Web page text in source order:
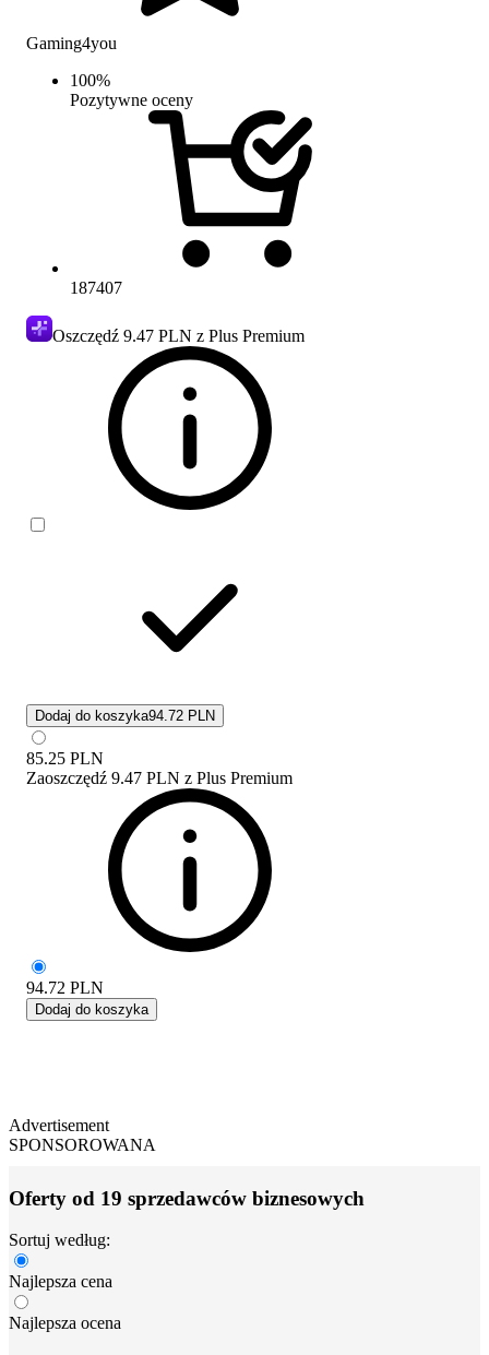
Gaming4you
100%
Pozytywne oceny
187407
Oszczędź 9.47 PLN z Plus Premium
Dodaj do koszyka94.72 PLN
85.25 PLN
Zaoszczędź 9.47 PLN z Plus Premium
94.72 PLN
Dodaj do koszyka
Advertisement
SPONSOROWANA
Oferty od 19 sprzedawców biznesowych
Sortuj według:
Najlepsza cena
Najlepsza ocena